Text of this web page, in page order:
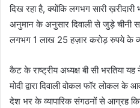
दिख रहा है, क्योंकि लगभग सारी ख़रीदारी
अनुमान के अनुसार दिवाली से जुड़े चीनी
लगभग 1 लाख 25 हज़ार करोड़ रुपये के
कैट के राष्ट्रीय अध्यक्ष बी सी भरतिया
मोदी द्वारा दिवाली वोकल फॉर लोकल
देश भर के व्यापारिक संगठनों से आग्रह